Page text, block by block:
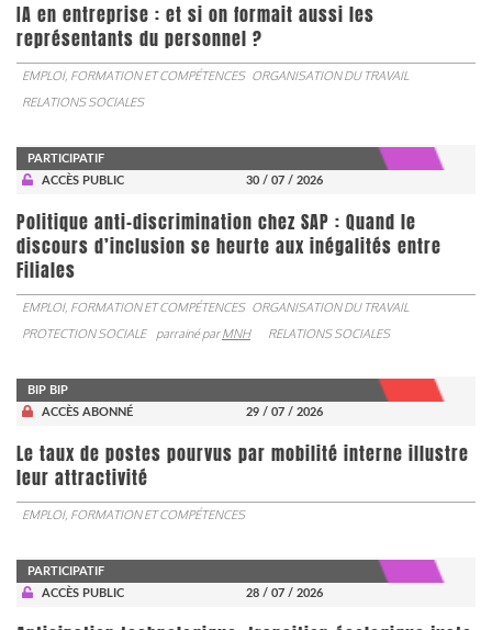
IA en entreprise : et si on formait aussi les
représentants du personnel ?
EMPLOI, FORMATION ET COMPÉTENCES ORGANISATION DU TRAVAIL
RELATIONS SOCIALES
PARTICIPATIF
ACCÈS PUBLIC
30 / 07 / 2026
Politique anti-discrimination chez SAP : Quand le
discours d’inclusion se heurte aux inégalités entre
Filiales
EMPLOI, FORMATION ET COMPÉTENCES ORGANISATION DU TRAVAIL
PROTECTION SOCIALE
parrainé parMNH RELATIONS SOCIALES
BIP BIP
ACCÈS ABONNÉ
29 / 07 / 2026
Le taux de postes pourvus par mobilité interne illustre
leur attractivité
EMPLOI, FORMATION ET COMPÉTENCES
PARTICIPATIF
ACCÈS PUBLIC
28 / 07 / 2026